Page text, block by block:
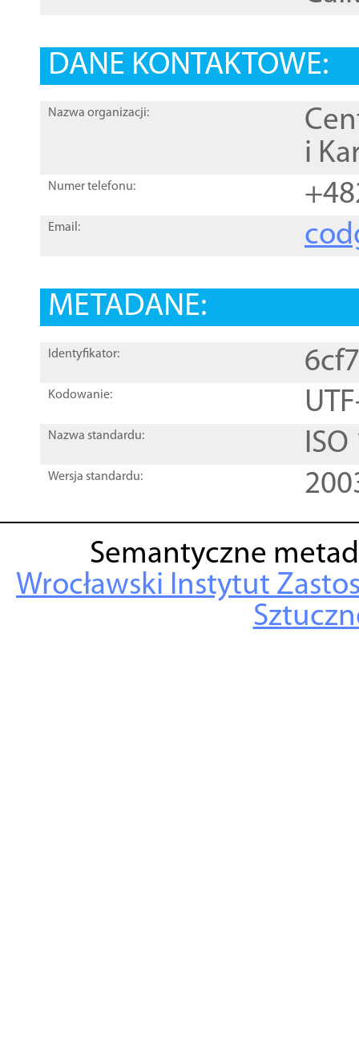
DANE KONTAKTOWE:
Nazwa organizacji:
i
Numer telefonu:
Email:
METADANE:
Identyfikator:
Kodowanie:
Nazwa standardu:
Wersja standardu:
Semantyczne
Wrocławski Instytut